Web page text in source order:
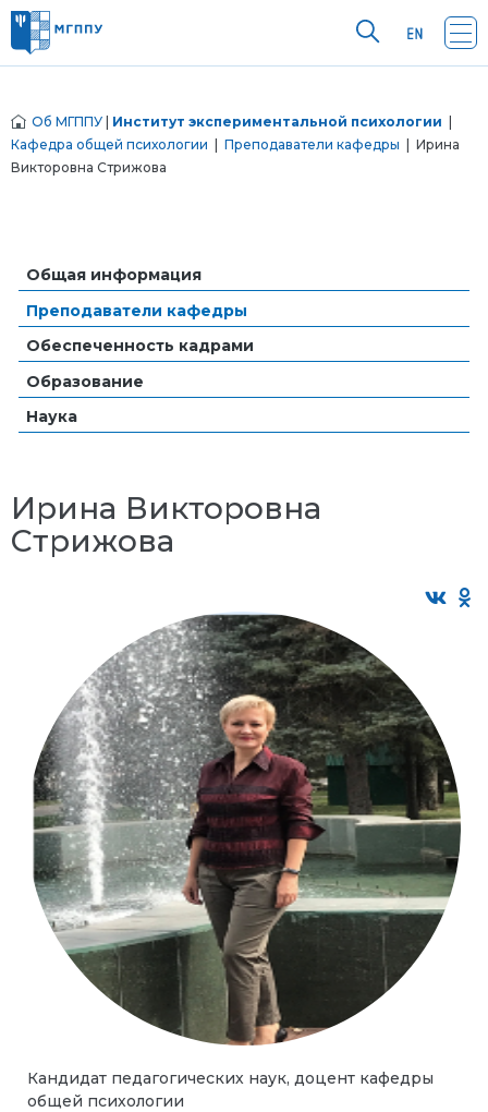
Об МГППУ Институт экспериментальной психологии
Кафедра общей психологии
Преподаватели кафедры | Ирина
Викторовна Стрижова
Общая информация
Преподаватели кафедры
Обеспеченность кадрами
Образование
Наука
Ирина Викторовна
Стрижова
Кандидат педагогических наук, доцент кафедры
общей психологии